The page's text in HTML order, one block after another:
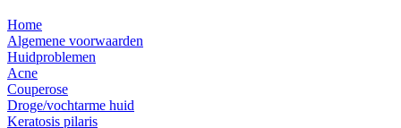
Home
Algemene voorwaarden
Huidproblemen
Acne
Couperose
Droge/vochtarme huid
Keratosis pilaris